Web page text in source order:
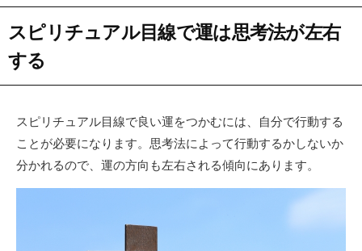
スピリチュアル目線で運は思考法が左右
する
スピリチュアル目線で良い運をつかむには、自分で行動する
ことが必要になります。思考法によって行動するかしないか
分かれるので、運の方向も左右される傾向にあります。